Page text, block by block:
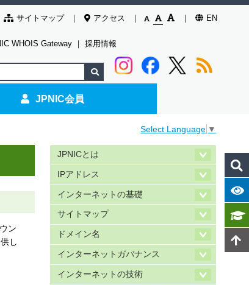
サイトマップ アクセス EN
WHOIS Gateway ｜ 採用情報
JPNIC会員
Select Language ▼
ン
し
JPNICとは
IPアドレス
インターネットの基礎
サイトマップ
ドメイン名
インターネットガバナンス
インターネットの技術